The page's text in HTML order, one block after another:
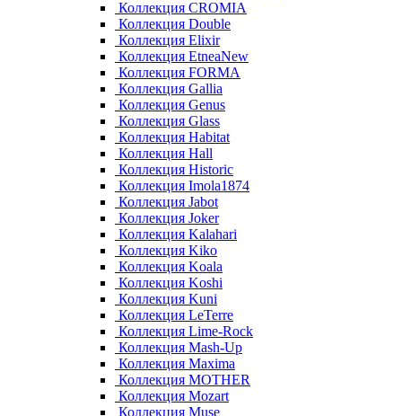
Коллекция CROMIA
Коллекция Double
Коллекция Elixir
Коллекция EtneaNew
Коллекция FORMA
Коллекция Gallia
Коллекция Genus
Коллекция Glass
Коллекция Habitat
Коллекция Hall
Коллекция Historic
Коллекция Imola1874
Коллекция Jabot
Коллекция Joker
Коллекция Kalahari
Коллекция Kiko
Коллекция Koala
Коллекция Koshi
Коллекция Kuni
Коллекция LeTerre
Коллекция Lime-Rock
Коллекция Mash-Up
Коллекция Maxima
Коллекция MOTHER
Коллекция Mozart
Коллекция Muse